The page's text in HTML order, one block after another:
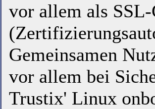
vor allem als
Gemeinsamen
vor allem bei
Trustix' Linux